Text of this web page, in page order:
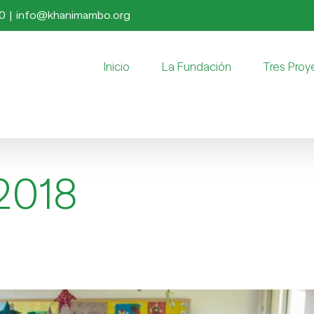
| info@khanimambo.org
Inicio La Fundación Tres